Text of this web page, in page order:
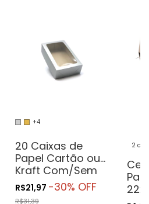
+4
20 Caixas de
Papel Cartão ou
Kraft Com/Sem
Visor - 19x12x5 -
Para Presentes.
R$21,97 -30% OFF
R$31,39
2